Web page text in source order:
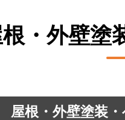
・外壁塗
屋根・外壁塗装